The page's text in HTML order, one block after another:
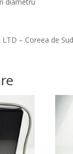
LTD – Coreea de